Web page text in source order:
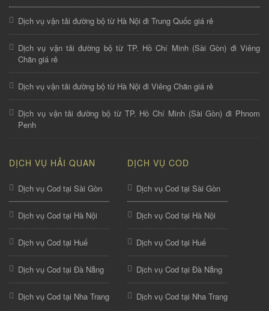
Dịch vụ vận tải đường bộ từ Hà Nội đi Trung Quốc giá rẻ
Dịch vụ vận tải đường bộ từ TP. Hồ Chí Minh (Sài Gòn) đi Viêng
Chăn giá rẻ
Dịch vụ vận tải đường bộ từ Hà Nội đi Viêng Chăn giá rẻ
Dịch vụ vận tải đường bộ từ TP. Hồ Chí Minh (Sài Gòn) đi Phnom
Penh
DỊCH VỤ HẢI QUAN
Dịch vụ Cod tại Sài Gòn
Dịch vụ Cod tại Hà Nội
Dịch vụ Cod tại Huế
Dịch vụ Cod tại Đà Nẵng
Dịch vụ Cod tại Nha Trang
DỊCH VỤ COD
Dịch vụ Cod tại Sài Gòn
Dịch vụ Cod tại Hà Nội
Dịch vụ Cod tại Huế
Dịch vụ Cod tại Đà Nẵng
Dịch vụ Cod tại Nha Trang